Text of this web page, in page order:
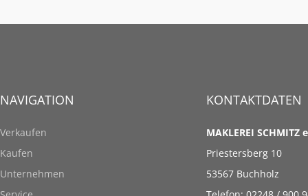
NAVIGATION
Verkaufen
Kaufen
Unternehmen
KONTAKTDATEN
MAKLEREI SCHMITZ
Priestersberg 10
53567 Buchholz